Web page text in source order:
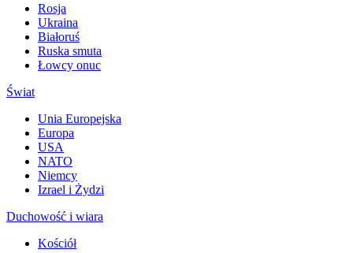
Rosja
Ukraina
Białoruś
Ruska smuta
Łowcy onuc
Świat
Unia Europejska
Europa
USA
NATO
Niemcy
Izrael i Żydzi
Duchowość i wiara
Kościół